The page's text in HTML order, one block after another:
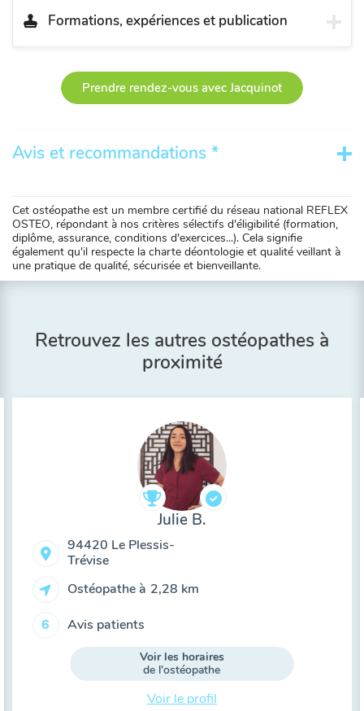
Formations, expériences et publication
Prendre rendez-vous avec Jacquinot
Avis et recommandations *
Cet ostéopathe est un membre certifié du réseau national REFLEX
OSTEO, répondant à nos critères sélectifs d'éligibilité (formation,
diplôme, assurance, conditions d'exercices...). Cela signifie
également qu'il respecte la charte déontologie et qualité veillant à
une pratique de qualité, sécurisée et bienveillante.
Retrouvez les autres ostéopathes à
proximité
Julie B.
94420 Le Plessis-
Trévise
Ostéopathe à 2,28 km
6 Avis patients
Voir les horaires
de l'ostéopathe
Voir le profil